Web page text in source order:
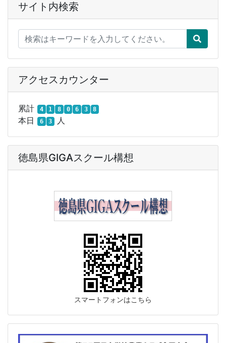
サイト内検索
アクセスカウンター
累計 4 1 8 0 6 3 8
本日 6 3 人
徳島県GIGAスクール構想
スマートフォンはこちら